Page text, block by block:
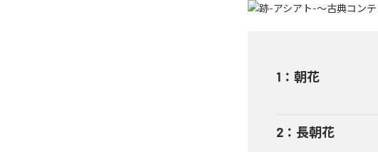
1 ： 朝花
2 ： 長朝花